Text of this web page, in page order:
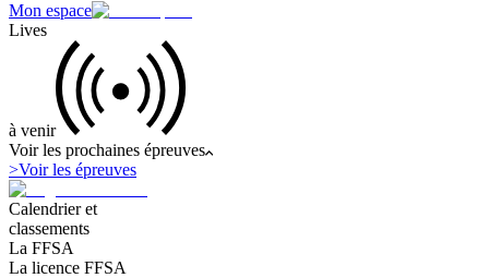
Mon espace
Lives
à venir
Voir les prochaines épreuves
>Voir les épreuves
Calendrier et
classements
La FFSA
La licence FFSA